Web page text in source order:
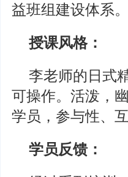
益班组建设体系。
授课风格：
李老师的日式
可操作。活泼，
学员，参与性、
学员反馈：